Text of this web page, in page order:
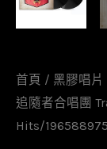
首頁 / 黑膠唱片
追隨者合唱團
Hits/